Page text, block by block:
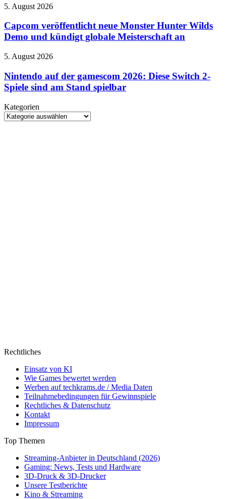
Einkaufszentrum
HOT
Infinite
Rush
Rush-
System
ein
Capcom
neue
Monster
Hunter
Demo
kündigt
globale
an
5. August 2026
Capcom veröffentlicht neue Monster Hunter Wilds
Demo und kündigt globale Meisterschaft an
Nintendo
der
gamescom
2026:
Switch
2-
5. August 2026
Nintendo auf der gamescom 2026: Diese Switch 2-
Spiele sind am Stand spielbar
Kategorien
Kategorien
Rechtliches
Einsatz von KI
Wie Games bewertet werden
Werben auf techkrams.de / Media Daten
Teilnahmebedingungen für Gewinnspiele
Rechtliches & Datenschutz
Kontakt
Impressum
Top Themen
Streaming-Anbieter in Deutschland (2026)
Gaming: News, Tests und Hardware
3D-Druck & 3D-Drucker
Unsere Testberichte
Kino & Streaming